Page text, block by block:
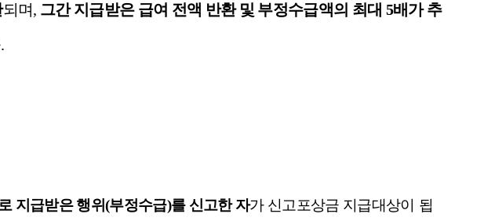
되며, 그간 지급받은 급여 전액 반환 및 부정수급액의 최대 5배가 추
.
지급받은 행위(부정수급)를 신고한 자가 신고포상금 지급대상이
됩